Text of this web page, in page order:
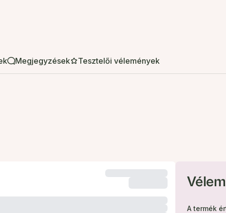
Megjegyzések Tesztelői vélemények
A termék